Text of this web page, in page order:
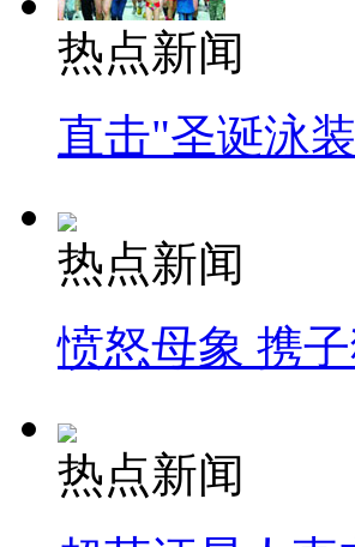
热点新闻
直击"圣诞泳
热点新闻
愤怒母象 携
热点新闻